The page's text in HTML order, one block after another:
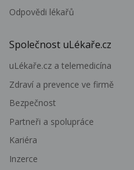
Odpovědi lékařů
Společnost uLékaře.cz
uLékaře.cz a telemedicína
Zdraví a prevence ve firmě
Bezpečnost
Partneři a spolupráce
Kariéra
Inzerce